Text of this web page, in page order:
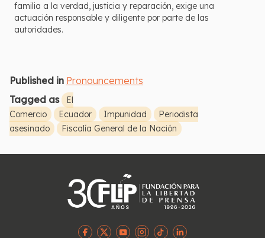
familia a la verdad, justicia y reparación, exige una
actuación responsable y diligente por parte de las
autoridades.
Published in Pronouncements
Tagged as
El
Comercio
Ecuador Impunidad
Periodista
asesinado
Fiscalía General de la Nación